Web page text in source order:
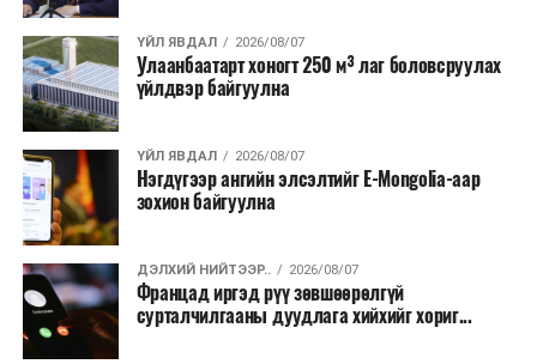
байгууламжаас гардаг лагийг байгаль орчинд аюулгүй
аргаар боловсруулж, эзлэхүүнийг эрс бууруулах
зориулалттай. Лагийг өндөр температурт шатааснаар
эзлэхүүн нь 90 хүртэл хувиар буурч, бактери, вирус
болон бусад өвчин үүсгэгч бичил биетнийг устгах
боломжтой.
Түүнчлэн шаталтын явцад үүсэх дулааныг цахилгаан
болон дулааны эрчим хүч үйлдвэрлэхэд ашиглаж
болдог. Зарим технологийн хувьд шаталтын дараа
үлдэх үнснээс фосфор зэрэг ашигт эрдсийг сэргээн
авах боломжтой аж.
ҮЙЛ ЯВДАЛ 2026/08/07
Улаанбаатарт хоногт 250 м³ лаг боловсруулах
үйлдвэр байгуулна
ҮЙЛ ЯВДАЛ 2026/08/07
Нэгдүгээр ангийн элсэлтийг E-Mongolia-аар
зохион байгуулна
ДЭЛХИЙ НИЙТЭЭР.. 2026/08/07
Францад иргэд рүү зөвшөөрөлгүй
сурталчилгааны дуудлага хийхийг хориг...